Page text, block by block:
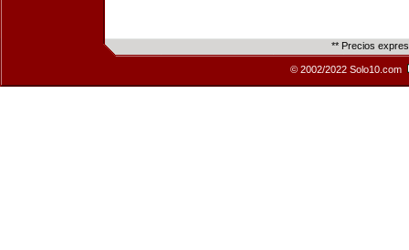
** Precios
© 2002/2022 Solo10.com